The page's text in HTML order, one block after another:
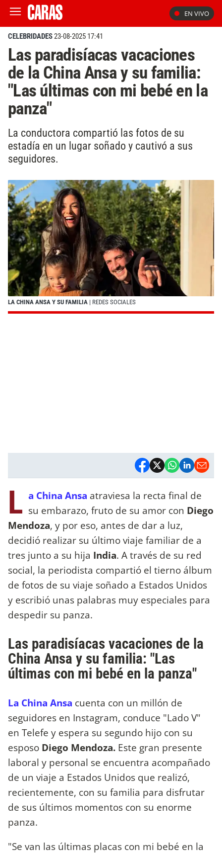
EN VIVO
CELEBRIDADES23-08-2025 17:41
Las paradisíacas vacaciones
de la China Ansa y su familia:
"Las últimas con mi bebé en la
panza"
La conductora compartió las fotos de su
estadía en un lugar soñado y cautivó a sus
seguidores.
LA CHINA ANSA Y SU FAMILIA | REDES SOCIALES
L a China Ansa atraviesa la recta final de
su embarazo, fruto de su amor con Diego
Mendoza, y por eso, antes de dar a luz,
decidió realizar su último viaje familiar de a
tres junto a su hija India. A través de su red
social, la periodista compartió el tierno álbum
de fotos de su viaje soñado a Estados Unidos
y escribió unas palabras muy especiales para
despedir su panza.
Las paradisíacas vacaciones de la
China Ansa y su familia: "Las
últimas con mi bebé en la panza"
La China Ansa cuenta con un millón de
seguidores en Instagram, conduce "Lado V"
en Telefe y espera su segundo hijo con su
esposo Diego Mendoza. Este gran presente
laboral y personal se encuentra acompañado
de un viaje a Estados Unidos que realizó,
recientemente, con su familia para disfrutar
de sus últimos momentos con su enorme
panza.
"Se van las últimas placas con mi bebé en la